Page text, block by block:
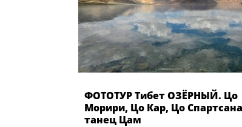
ФОТОТУР Тибет ОЗЁРНЫЙ. Цо
Морири, Цо Кар, Цо
танец Цам